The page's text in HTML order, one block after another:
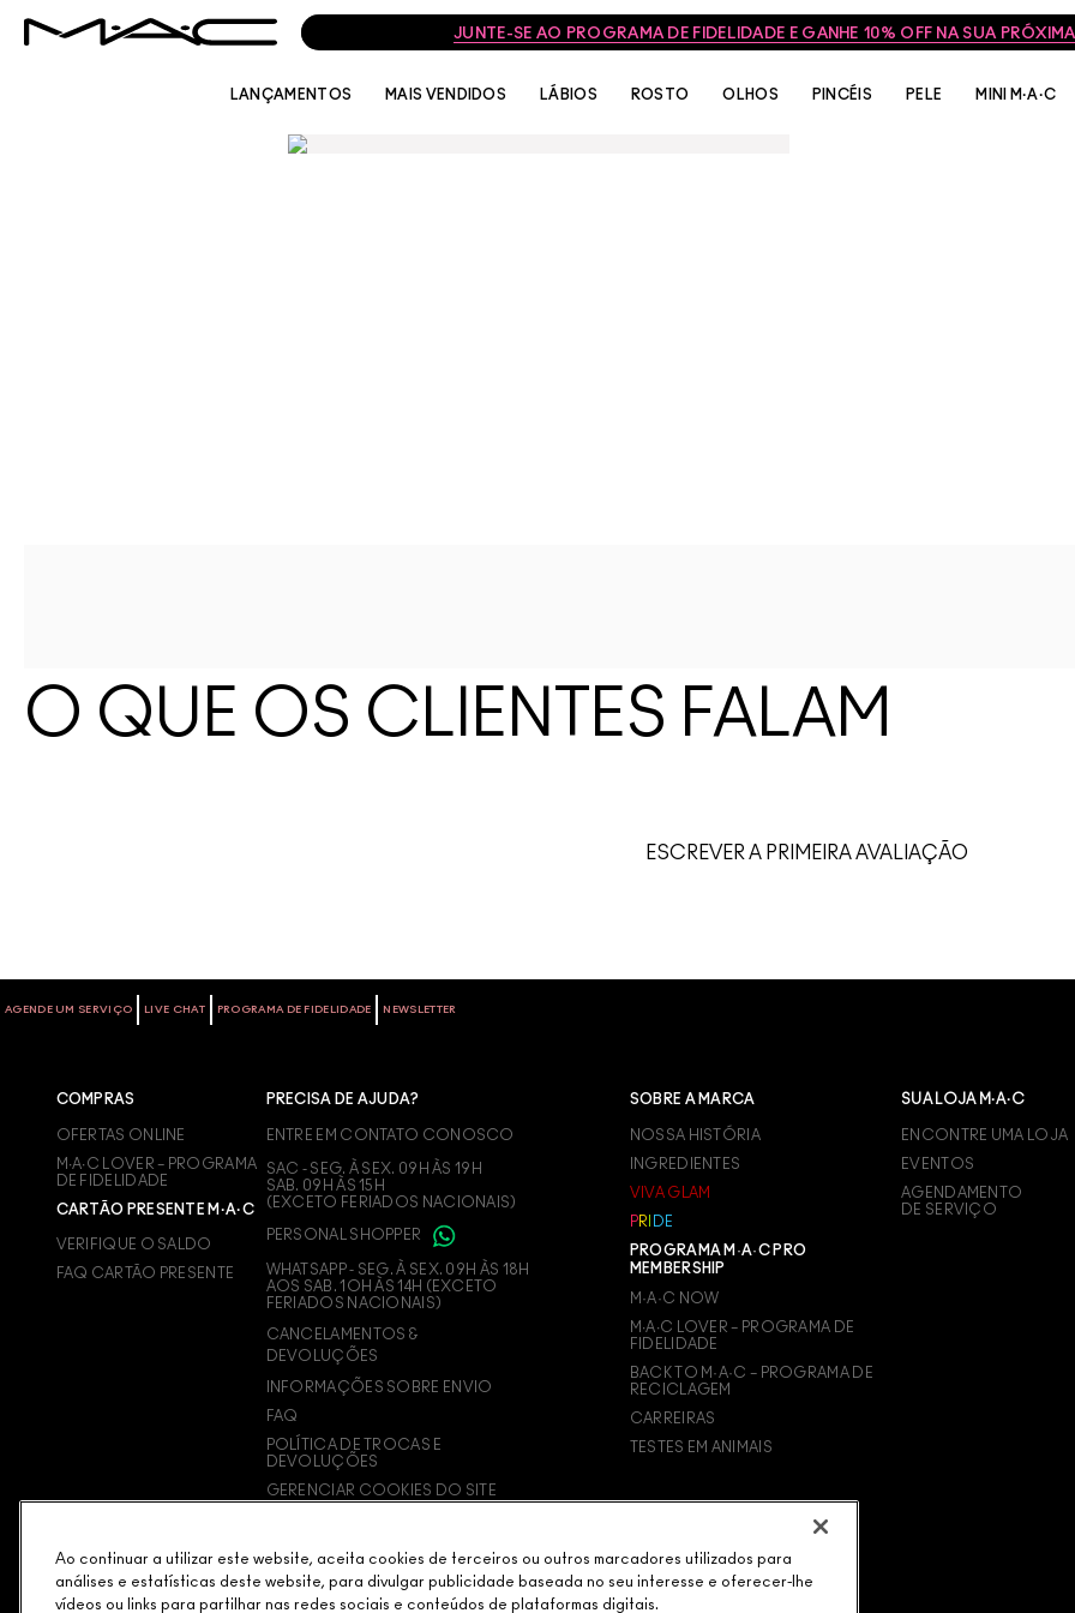
JUNTE-SE AO PROGRAMA DE FIDELIDADE E GANHE 10% OFF NA SUA
LANÇAMENTOS MAIS VENDIDOS LÁBIOS ROSTO OLHOS PINCÉIS PELE MINI M·A·C
O QUE OS CLIENTES FALAM
ESCREVER A PRIMEIRA AVALIAÇÃO
AGENDE UM SERVIÇO LIVE CHAT PROGRAMA DE FIDELIDADE NEWSLETTER
COMPRAS
OFERTAS ONLINE
M∙A∙C LOVER – PROGRAMA
DE FIDELIDADE
CARTÃO PRESENTE M·A·C
VERIFIQUE O SALDO
FAQ CARTÃO PRESENTE
PRECISA DE AJUDA?
ENTRE EM CONTATO CONOSCO
SAC - SEG. À SEX. 09H ÀS 19H
SAB. 09H ÀS 15H
(EXCETO FERIADOS NACIONAIS)
PERSONAL SHOPPER
WHATSAPP - SEG. À SEX. 09H ÀS 18H
AOS SAB. 1OH ÀS 14H (EXCETO
FERIADOS NACIONAIS)
CANCELAMENTOS &
DEVOLUÇÕES
INFORMAÇÕES SOBRE ENVIO
FAQ
POLÍTICA DE TROCAS E
DEVOLUÇÕES
GERENCIAR COOKIES DO SITE
SOBRE A MARCA
NOSSA HISTÓRIA
INGREDIENTES
VIVA GLAM
PR D E
PROGRAMA M·A·C PRO
MEMBERSHIP
M·A·C NOW
M∙A∙C LOVER – PROGRAMA DE
FIDELIDADE
BACK TO M·A·C – PROGRAMA DE
RECICLAGEM
CARREIRAS
TESTES EM ANIMAIS
SUA LOJA M·A·C
ENCONTRE UMA LOJA
EVENTOS
AGENDAMENTO
DE SERVIÇO
Ao continuar a utilizar este website, aceita cookies de terceiros ou outros marcadores utilizados para
análises e estatísticas deste website, para divulgar publicidade baseada no seu interesse e oferecer-lhe
vídeos ou links para partilhar nas redes sociais e conteúdos de plataformas digitais.